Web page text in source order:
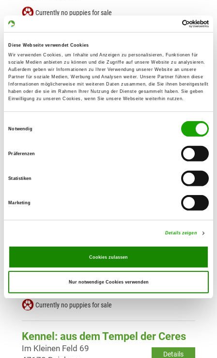
Diese Webseite verwendet Cookies
Wir verwenden Cookies, um Inhalte und Anzeigen zu personalisieren, Funktionen für
soziale Medien anbieten zu können und die Zugriffe auf unsere Website zu analysieren.
Außerdem geben wir Informationen zu Ihrer Verwendung unserer Website an unsere
Partner für soziale Medien, Werbung und Analysen weiter. Unsere Partner führen diese
Informationen möglicherweise mit weiteren Daten zusammen, die Sie ihnen bereitgestellt
haben oder die sie im Rahmen Ihrer Nutzung der Dienste gesammelt haben. Sie geben
Einwilligung zu unseren Cookies, wenn Sie unsere Webseite weiterhin nutzen.
Notwendig
Präferenzen
Statistiken
Marketing
Details zeigen
Cookies zulassen
Nur notwendige Cookies verwenden
Currently no puppies for sale
Kennel: vom Kathscho
Details
Marienstr. 19
47661 Issum
Currently no puppies for sale
Details
Franzstr. 17 B
Details
Perricher Kirchweg 7A
Currently no puppies for sale
Kennel: aus dem Tempel der Ceres
Details
Im Kleinen Feld 69